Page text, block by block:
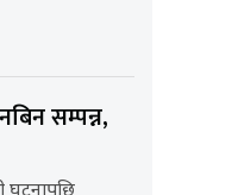
सम्पन्न,